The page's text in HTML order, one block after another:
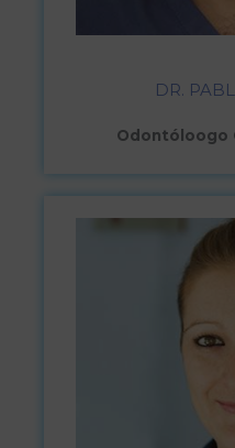
DR.
Odontóloogo